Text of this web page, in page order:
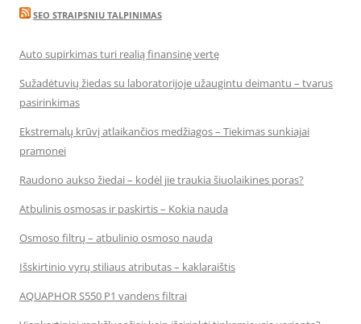
SEO STRAIPSNIU TALPINIMAS
Auto supirkimas turi realią finansinę vertę
Sužadėtuvių žiedas su laboratorijoje užaugintu deimantu – tvarus
pasirinkimas
Ekstremalų krūvį atlaikančios medžiagos – Tiekimas sunkiajai
pramonei
Raudono aukso žiedai – kodėl jie traukia šiuolaikines poras?
Atbulinis osmosas ir paskirtis – Kokia nauda
Osmoso filtrų – atbulinio osmoso nauda
Išskirtinio vyrų stiliaus atributas – kaklaraištis
AQUAPHOR S550 P1 vandens filtrai